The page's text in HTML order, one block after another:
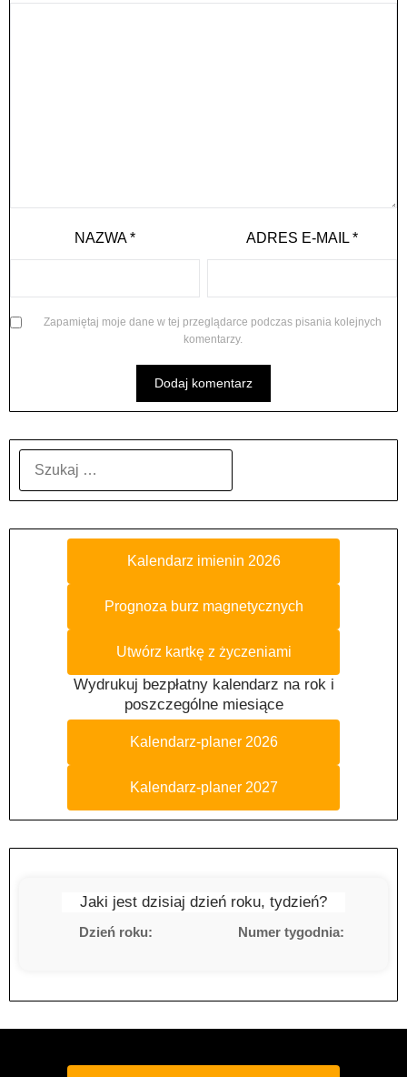
NAZWA* ADRES E-MAIL*
Zapamiętaj moje dane w tej przeglądarce podczas pisania kolejnych
komentarzy.
Kalendarz imienin 2026
Prognoza burz magnetycznych
Utwórz kartkę z życzeniami
Wydrukuj bezpłatny kalendarz na rok i
poszczególne miesiące
Kalendarz-planer 2026
Kalendarz-planer 2027
Jaki jest dzisiaj dzień roku, tydzień?
Dzień roku: Numer tygodnia: